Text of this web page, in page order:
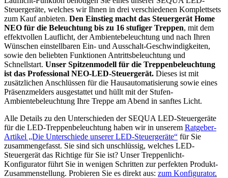
Steuergeräte, welches wir Ihnen in drei verschiedenen Komplettsets
zum Kauf anbieten. Den Einstieg macht das Steuergerät Home
NEO für die Beleuchtung bis zu 16 stufiger Treppen, mit dem
effektvollen Lauflicht, der Ambientebeleuchtung und nach Ihren
Wünschen einstellbaren Ein- und Ausschalt-Geschwindigkeiten,
sowie den beliebten Funktionen Antrittsbeleuchtung und
Schnellstart. Unser Spitzenmodell für die Treppenbeleuchtung
ist das Professional NEO-LED-Steuergerät. Dieses ist mit
zusätzlichen Anschlüssen für die Hausautomatisierung sowie eines
Präsenzmelders ausgestattet und hüllt mit der Stufen-
Ambientebeleuchtung Ihre Treppe am Abend in sanftes Licht.
Alle Details zu den Unterschieden der SEQUA LED-Steuergeräte
für die LED-Treppenbeleuchtung haben wir in unserem Ratgeber-
Artikel „Die Unterschiede unserer LED-Steuergeräte“ für Sie
zusammengefasst. Sie sind sich unschlüssig, welches LED-
Steuergerät das Richtige für Sie ist? Unser Treppenlicht-
Konfigurator führt Sie in wenigen Schritten zur perfekten Produkt-
Zusammenstellung. Probieren Sie es direkt aus: zum Konfigurator.